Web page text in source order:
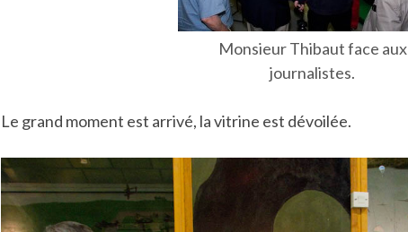
Monsieur Thibaut face aux
journalistes.
Le grand moment est arrivé, la vitrine est dévoilée.